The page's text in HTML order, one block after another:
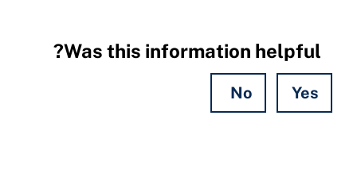
Was this information helpful?
Yes
No